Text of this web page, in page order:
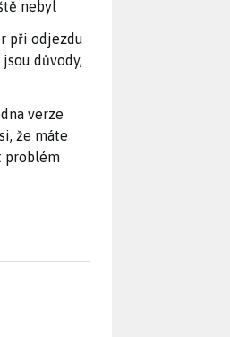
nebyl
při odjezdu
důvody,
verze
že máte
problém